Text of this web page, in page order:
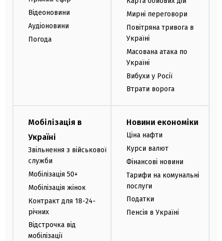
Відеоновини
Аудіоновини
Погода
Мирні переговори
Повітряна тривога в
Україні
Масована атака по
Україні
Вибухи у Росії
Втрати ворога
Мобілізація в
Україні
Звільнення з військової
служби
Мобілізація 50+
Мобілізація жінок
Контракт для 18-24-
річних
Відстрочка від
мобілізації
Новини економіки
Ціна нафти
Курси валют
Фінансові новини
Тарифи на комунальні
послуги
Податки
Пенсія в Україні